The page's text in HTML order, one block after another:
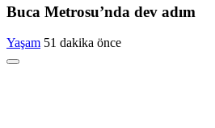
Buca Metrosu’nda dev adım
Yaşam 51 dakika önce